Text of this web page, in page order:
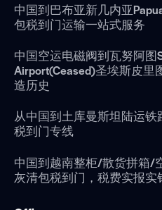
中国到巴布亚新几内亚
包税到门运输一站式服务
中国空运电磁阀到瓦努阿图
Airport(Ceased)圣埃斯皮里
造历史
从中国到土库曼斯坦陆运
税到门专线
中国到越南整柜/散货拼箱/
灰清包税到门，税费实报实